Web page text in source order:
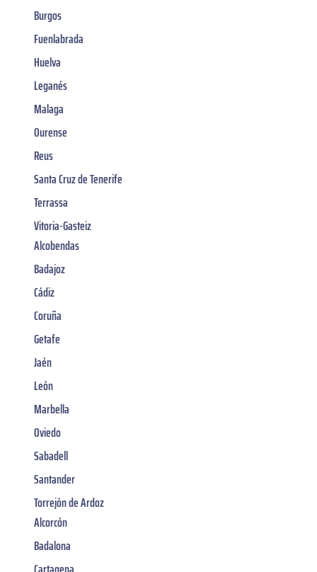
Burgos
Fuenlabrada
Huelva
Leganés
Malaga
Ourense
Reus
Santa Cruz de Tenerife
Terrassa
Vitoria-Gasteiz
Alcobendas
Badajoz
Cádiz
Coruña
Getafe
Jaén
León
Marbella
Oviedo
Sabadell
Santander
Torrejón de Ardoz
Alcorcón
Badalona